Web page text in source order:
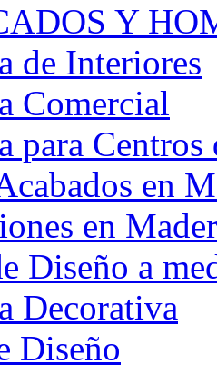
Y
de Interiores
Comercial
para
en
en
Diseño a
Decorativa
Diseño